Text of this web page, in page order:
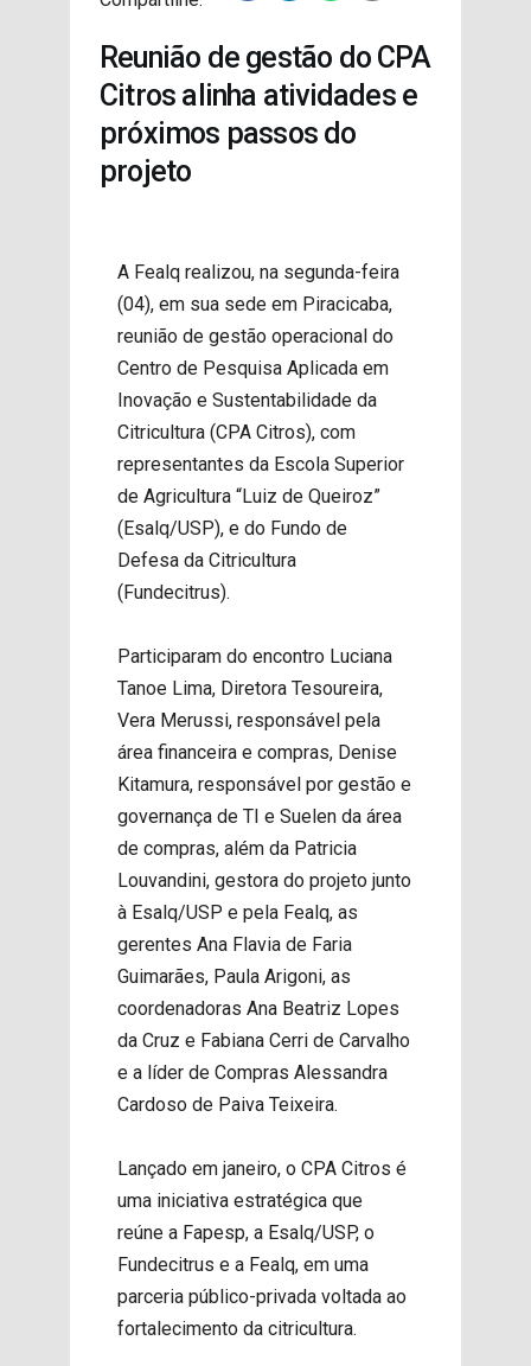
Reunião de gestão do CPA
Citros alinha atividades e
próximos passos do
projeto
A Fealq realizou, na segunda-feira
(04), em sua sede em Piracicaba,
reunião de gestão operacional do
Centro de Pesquisa Aplicada em
Inovação e Sustentabilidade da
Citricultura (CPA Citros), com
representantes da Escola Superior
de Agricultura “Luiz de Queiroz”
(Esalq/USP), e do Fundo de
Defesa da Citricultura
(Fundecitrus).
Participaram do encontro Luciana
Tanoe Lima, Diretora Tesoureira,
Vera Merussi, responsável pela
área financeira e compras, Denise
Kitamura, responsável por gestão e
governança de TI e Suelen da área
de compras, além da Patricia
Louvandini, gestora do projeto junto
à Esalq/USP e pela Fealq, as
gerentes Ana Flavia de Faria
Guimarães, Paula Arigoni, as
coordenadoras Ana Beatriz Lopes
da Cruz e Fabiana Cerri de Carvalho
e a líder de Compras Alessandra
Cardoso de Paiva Teixeira.
Lançado em janeiro, o CPA Citros é
uma iniciativa estratégica que
reúne a Fapesp, a Esalq/USP, o
Fundecitrus e a Fealq, em uma
parceria público-privada voltada ao
fortalecimento da citricultura.